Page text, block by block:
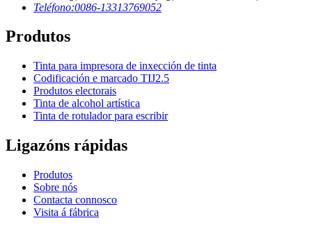
Teléfono:0086-13313769052
Produtos
Tinta para impresora de inxección de tinta
Codificación e marcado TIJ2.5
Produtos electorais
Tinta de alcohol artística
Tinta de rotulador para escribir
Ligazóns rápidas
Produtos
Sobre nós
Contacta connosco
Visita á fábrica